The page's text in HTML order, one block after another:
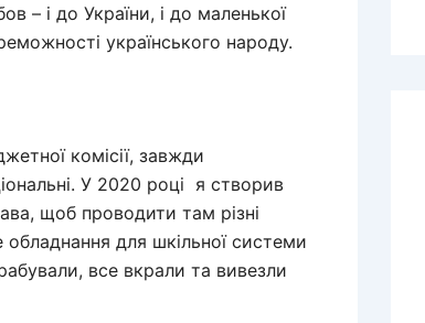
– і до України, і до маленької
українського народу.
комісії, завжди
У 2020 році я створив
щоб проводити там різні
для шкільної системи
все вкрали та вивезли